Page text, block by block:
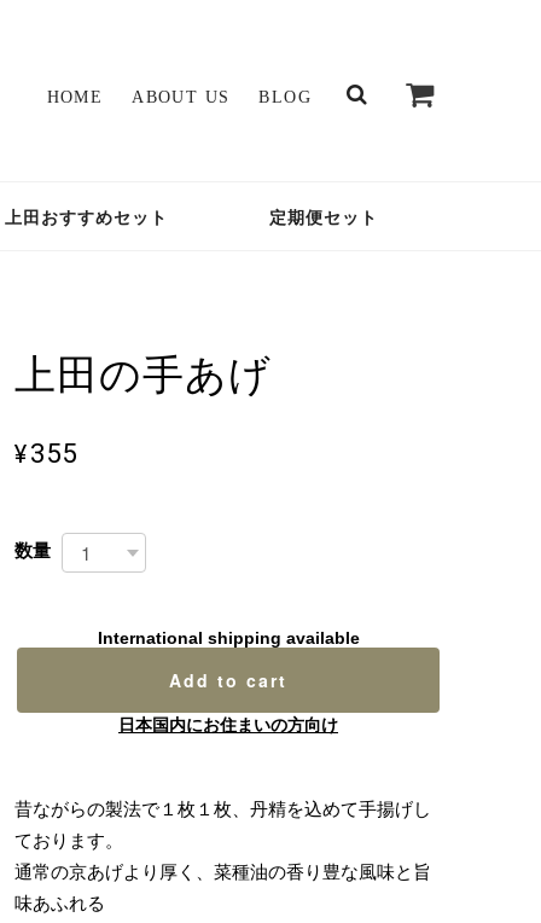
HOME ABOUT US BLOG
上田おすすめセット 定期便セット
上田の手あげ
¥355
数量
International shipping available
Add to cart
日本国内にお住まいの方向け
昔ながらの製法で１枚１枚、丹精を込めて手揚げし
ております。
通常の京あげより厚く、菜種油の香り豊な風味と旨
味あふれる